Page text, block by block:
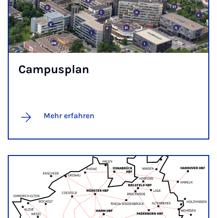
Cam­pus­plan
Mehr erfahren